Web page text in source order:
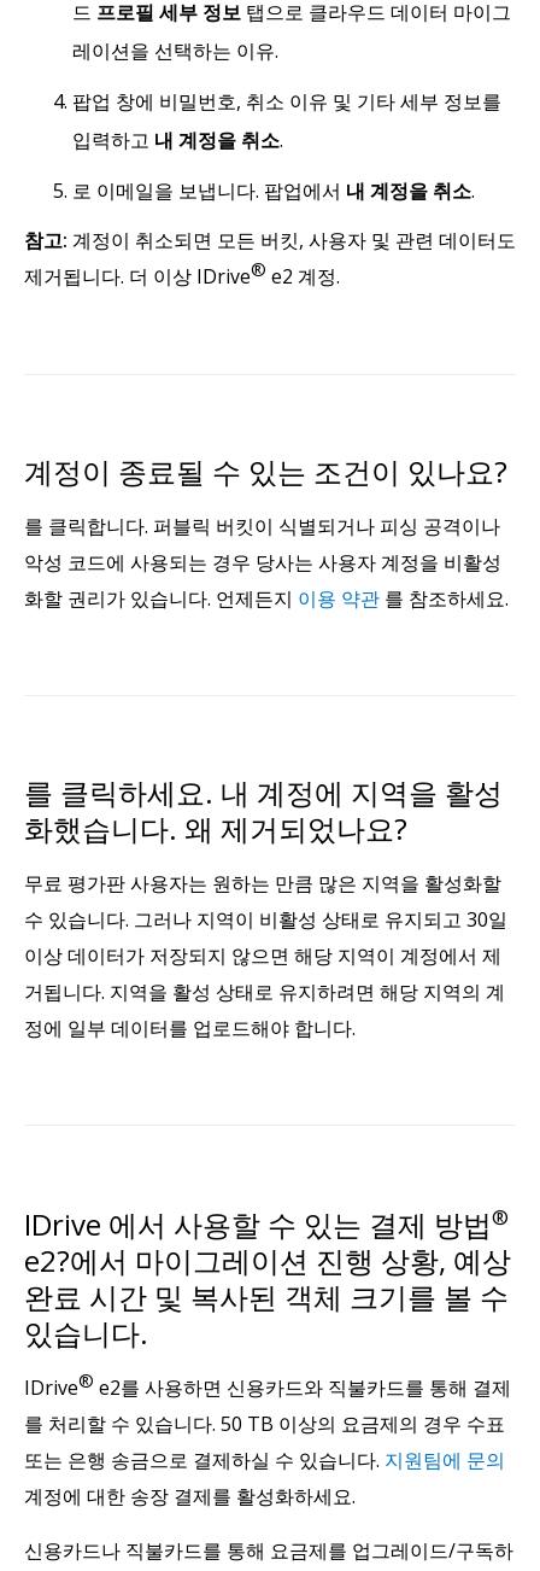
드 프로필 세부 정보 탭으로 클라우드 데이터 마이그
레이션을 선택하는 이유.
팝업 창에 비밀번호, 취소 이유 및 기타 세부 정보를
입력하고 내 계정을 취소.
로 이메일을 보냅니다. 팝업에서 내 계정을 취소.
참고: 계정이 취소되면 모든 버킷, 사용자 및 관련 데이터도
제거됩니다. 더 이상 IDrive® e2 계정.
계정이 종료될 수 있는 조건이 있나요?
를 클릭합니다. 퍼블릭 버킷이 식별되거나 피싱 공격이나
악성 코드에 사용되는 경우 당사는 사용자 계정을 비활성
화할 권리가 있습니다. 언제든지 이용 약관 를 참조하세요.
를 클릭하세요. 내 계정에 지역을 활성
화했습니다. 왜 제거되었나요?
무료 평가판 사용자는 원하는 만큼 많은 지역을 활성화할
수 있습니다. 그러나 지역이 비활성 상태로 유지되고 30일
이상 데이터가 저장되지 않으면 해당 지역이 계정에서 제
거됩니다. 지역을 활성 상태로 유지하려면 해당 지역의 계
정에 일부 데이터를 업로드해야 합니다.
IDrive 에서 사용할 수 있는 결제 방법®
e2?에서 마이그레이션 진행 상황, 예상
완료 시간 및 복사된 객체 크기를 볼 수
있습니다.
IDrive® e2를 사용하면 신용카드와 직불카드를 통해 결제
를 처리할 수 있습니다. 50 TB 이상의 요금제의 경우 수표
또는 은행 송금으로 결제하실 수 있습니다. 지원팀에 문의
계정에 대한 송장 결제를 활성화하세요.
신용카드나 직불카드를 통해 요금제를 업그레이드/구독하